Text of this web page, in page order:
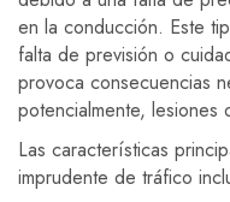
en la conducción. Este
falta de previsión o
provoca consecuencias
potencialmente, lesiones
Las características
imprudente de tráfico